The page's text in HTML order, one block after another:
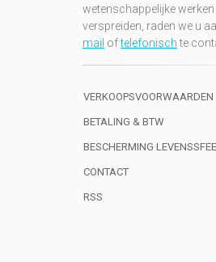
wetenschappelijke
verspreiden, raden we u
mail oftelefonischte
VERKOOPSVOORWAARDEN
BETALING & BTW
BESCHERMING
CONTACT
RSS